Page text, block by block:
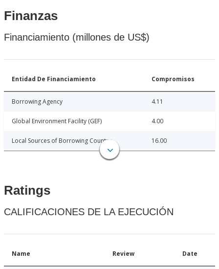
Finanzas
Financiamiento (millones de US$)
Entidad De Financiamiento Compromisos
Borrowing Agency 4.11
Global Environment Facility (GEF) 4.00
Local Sources of Borrowing Country 16.00
Ratings
CALIFICACIONES DE LA EJECUCIÓN
Name Review Date